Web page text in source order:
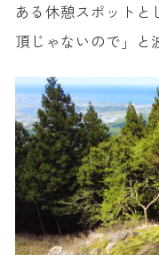
ある休憩スポットと
頂じゃないので」と